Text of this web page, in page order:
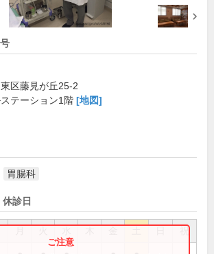
区藤見が丘25-2
テーション1階 [地図]
胃腸科
診日
祝